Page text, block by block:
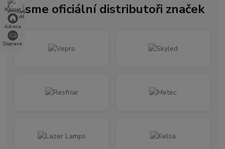
Napsat
Adresa
Doprava
Jsme oficiální distributoři značek